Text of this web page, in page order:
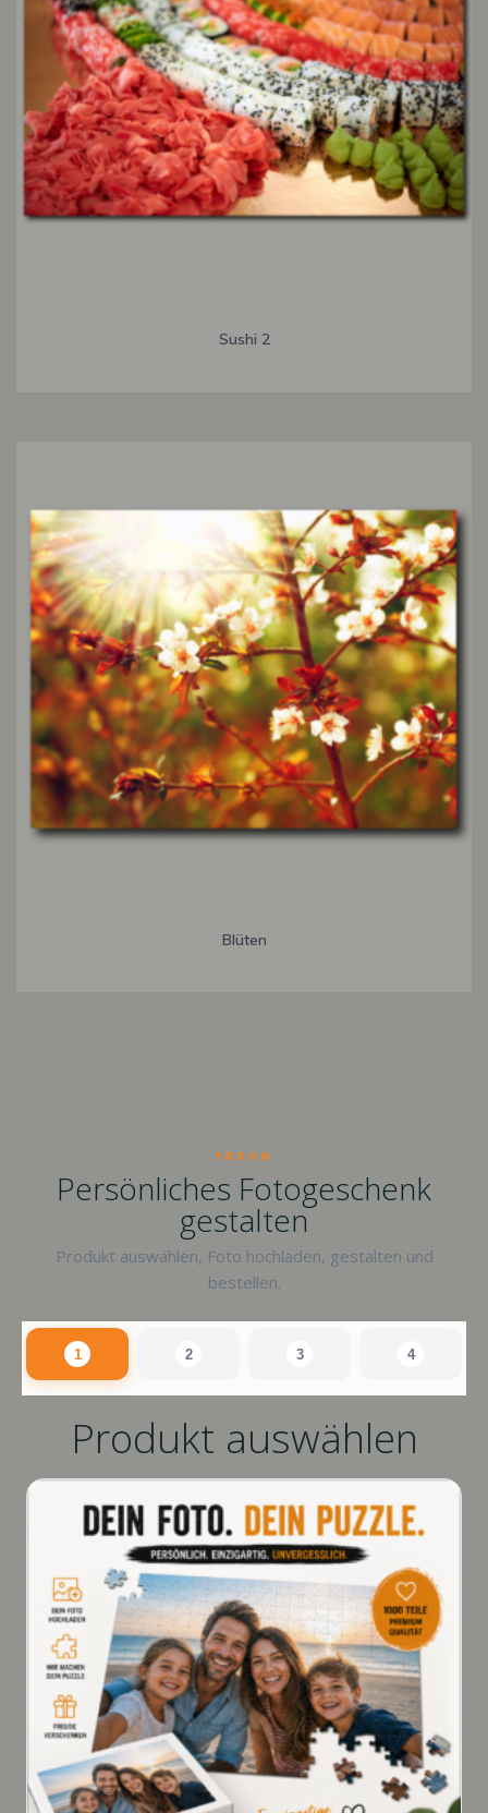
Sushi 2
Blüten
raxxa
Persönliches Fotogeschenk
gestalten
Produkt auswählen, Foto hochladen, gestalten und
bestellen.
1 2 3 4
Produkt auswählen